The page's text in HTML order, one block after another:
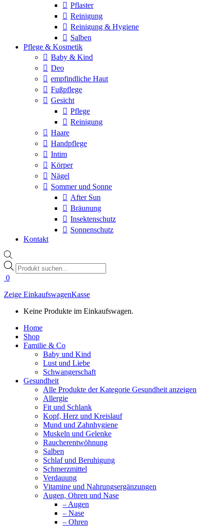
Pflaster
Reinigung
Reinigung & Hygiene
Salben
Pflege & Kosmetik
Baby & Kind
Deo
empfindliche Haut
Fußpflege
Gesicht
Pflege
Reinigung
Haare
Handpflege
Intim
Körper
Nägel
Sommer und Sonne
After Sun
Bräunung
Insektenschutz
Sonnenschutz
Kontakt
Products
search
0
Zeige EinkaufswagenKasse
Keine Produkte im Einkaufswagen.
Home
Shop
Familie & Co
Baby und Kind
Lust und Liebe
Schwangerschaft
Gesundheit
Alle Produkte der Kategorie Gesundheit anzeigen
Allergie
Fit und Schlank
Kopf, Herz und Kreislauf
Mund und Zahnhygiene
Muskeln und Gelenke
Raucherentwöhnung
Salben
Schlaf und Beruhigung
Schmerzmittel
Verdauung
Vitamine und Nahrungsergänzungen
Augen, Ohren und Nase
– Augen
– Nase
– Ohren